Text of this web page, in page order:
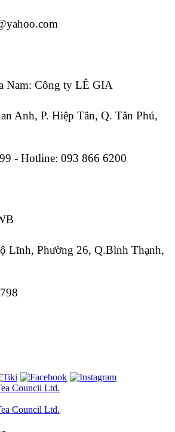
Nam: Công ty LÊ GIA
Anh, P. Hiệp Tân, Q. Tân Phú,
- Hotline: 093 866 6200
Lĩnh, Phường 26, Q.Bình Thạnh,
Council Ltd.
Council Ltd.